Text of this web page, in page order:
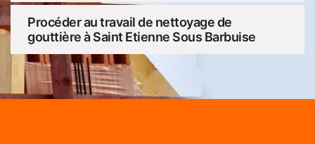
Procéder au travail de nettoyage de
gouttière à Saint Etienne Sous Barbuise